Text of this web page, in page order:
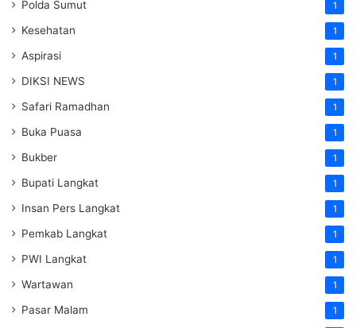
Polda Sumut 1
Kesehatan 1
Aspirasi 1
DIKSI NEWS 1
Safari Ramadhan 1
Buka Puasa 1
Bukber 1
Bupati Langkat 1
Insan Pers Langkat 1
Pemkab Langkat 1
PWI Langkat 1
Wartawan 1
Pasar Malam 1